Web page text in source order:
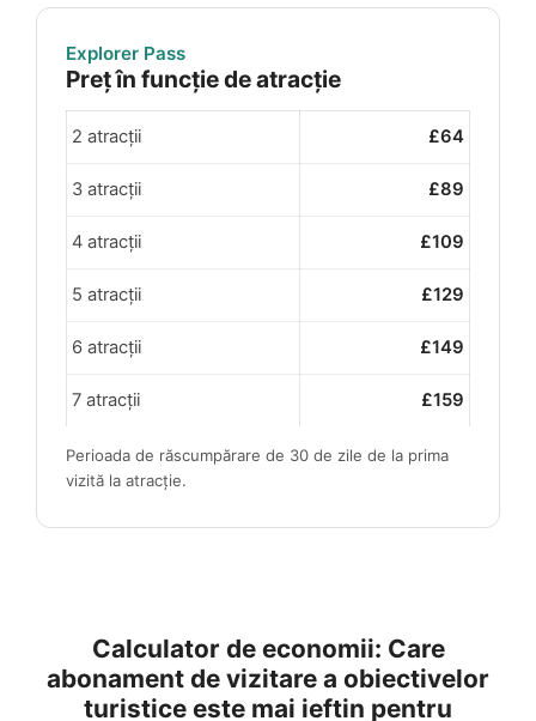
Explorer Pass
Preț în funcție de atracție
2 atracții £64
3 atracții £89
4 atracții £109
5 atracții £129
6 atracții £149
7 atracții £159
Perioada de răscumpărare de 30 de zile de la prima
vizită la atracție.
Calculator de economii: Care
abonament de vizitare a obiectivelor
turistice este mai ieftin pentru